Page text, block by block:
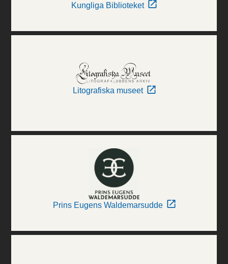
Kungliga Biblioteket
Litografiska museet
Prins Eugens Waldemarsudde